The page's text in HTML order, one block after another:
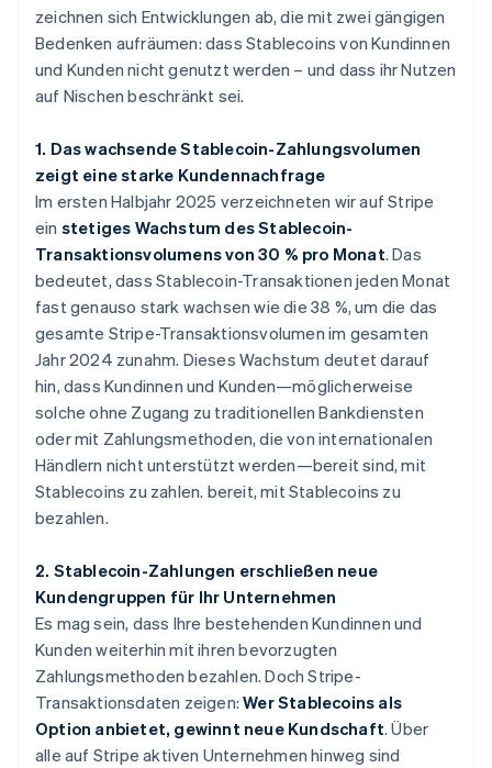
zeichnen sich Entwicklungen ab, die mit zwei gängigen
Bedenken aufräumen: dass Stablecoins von Kundinnen
und Kunden nicht genutzt werden – und dass ihr Nutzen
auf Nischen beschränkt sei.
1. Das wachsende Stablecoin-Zahlungsvolumen
zeigt eine starke Kundennachfrage
Im ersten Halbjahr 2025 verzeichneten wir auf Stripe
ein stetiges Wachstum des Stablecoin-
Transaktionsvolumens von 30 % pro Monat. Das
bedeutet, dass Stablecoin-Transaktionen jeden Monat
fast genauso stark wachsen wie die 38 %, um die das
gesamte Stripe-Transaktionsvolumen im gesamten
Jahr 2024 zunahm. Dieses Wachstum deutet darauf
hin, dass Kundinnen und Kunden—möglicherweise
solche ohne Zugang zu traditionellen Bankdiensten
oder mit Zahlungsmethoden, die von internationalen
Händlern nicht unterstützt werden—bereit sind, mit
Stablecoins zu zahlen. bereit, mit Stablecoins zu
bezahlen.
2. Stablecoin-Zahlungen erschließen neue
Kundengruppen für Ihr Unternehmen
Es mag sein, dass Ihre bestehenden Kundinnen und
Kunden weiterhin mit ihren bevorzugten
Zahlungsmethoden bezahlen. Doch Stripe-
Transaktionsdaten zeigen:Wer Stablecoins als
Option anbietet, gewinnt neue Kundschaft. Über
alle auf Stripe aktiven Unternehmen hinweg sind